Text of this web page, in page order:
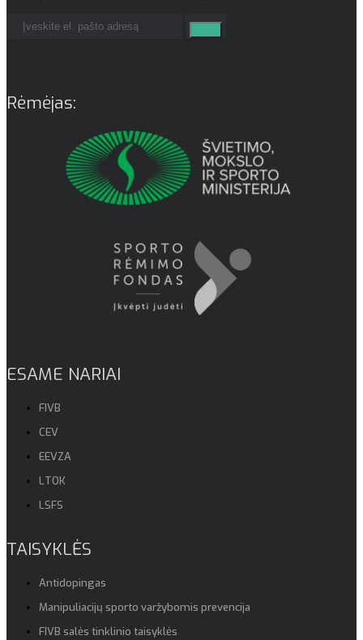
Rėmėjas:
ESAME NARIAI
FIVB
CEV
EEVZA
LTOK
LSFS
TAISYKLĖS
Antidopingas
Manipuliacijų sporto varžybomis prevencija
FIVB salės tinklinio taisyklės